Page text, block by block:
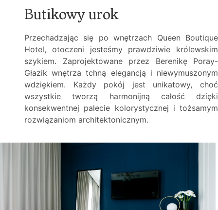
Butikowy urok
Przechadzając się po wnętrzach Queen Boutique
Hotel, otoczeni jesteśmy prawdziwie królewskim
szykiem. Zaprojektowane przez Berenikę Poray-
Głazik wnętrza tchną elegancją i niewymuszonym
wdziękiem. Każdy pokój jest unikatowy, choć
wszystkie tworzą harmonijną całość dzięki
konsekwentnej palecie kolorystycznej i tożsamym
rozwiązaniom architektonicznym.